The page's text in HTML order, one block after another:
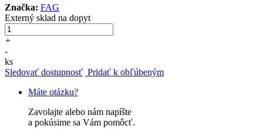
Značka: FAG
Externý sklad na dopyt
+
-
ks
Sledovať dostupnosť Pridať k obľúbeným
Máte otázku?
Zavolajte alebo nám napíšte
a pokúsime sa Vám pomôcť.